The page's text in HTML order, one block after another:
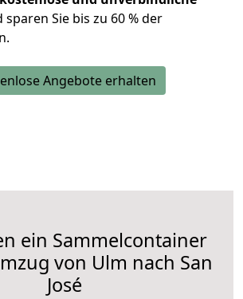
sparen Sie bis zu 60 % der
Angebote erhalten
ein Sammelcontainer
von Ulm nach San
José